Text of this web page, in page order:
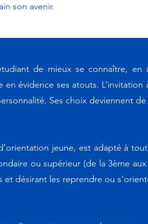
son avenir.
de mieux se connaître, en
évidence ses atouts. L’invitation
Ses choix deviennent
jeune, est adapté à
ou supérieur (de la 3ème
désirant les reprendre ou